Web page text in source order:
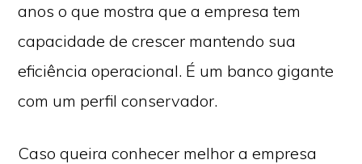
anos o que mostra que a empresa tem
capacidade de crescer mantendo sua
eficiência operacional. É um banco gigante
com um perfil conservador.
Caso queira conhecer melhor a empresa